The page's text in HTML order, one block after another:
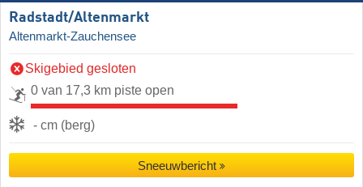
Radstadt/​Altenmarkt
Altenmarkt-Zauchensee
Skigebied gesloten
0 van 17,3 km piste open
- cm (berg)
Sneeuwbericht